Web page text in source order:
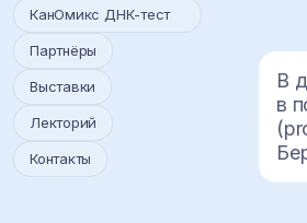
КанОмикс ДНК-тест
Партнёры
Выставки
Лекторий
Контакты
В
в